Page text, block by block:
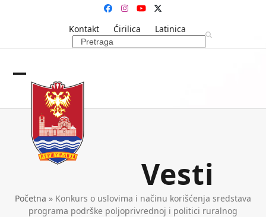
Facebook
Instagram
YouTubeTwitter
Kontakt
Ćirilica
Latinica
Search
Open
mobile
menu
Close
mobile
menu
Vesti
Početna » Konkurs o uslovima i načinu korišćenja sredstava
programa podrške poljoprivrednoj i politici ruralnog